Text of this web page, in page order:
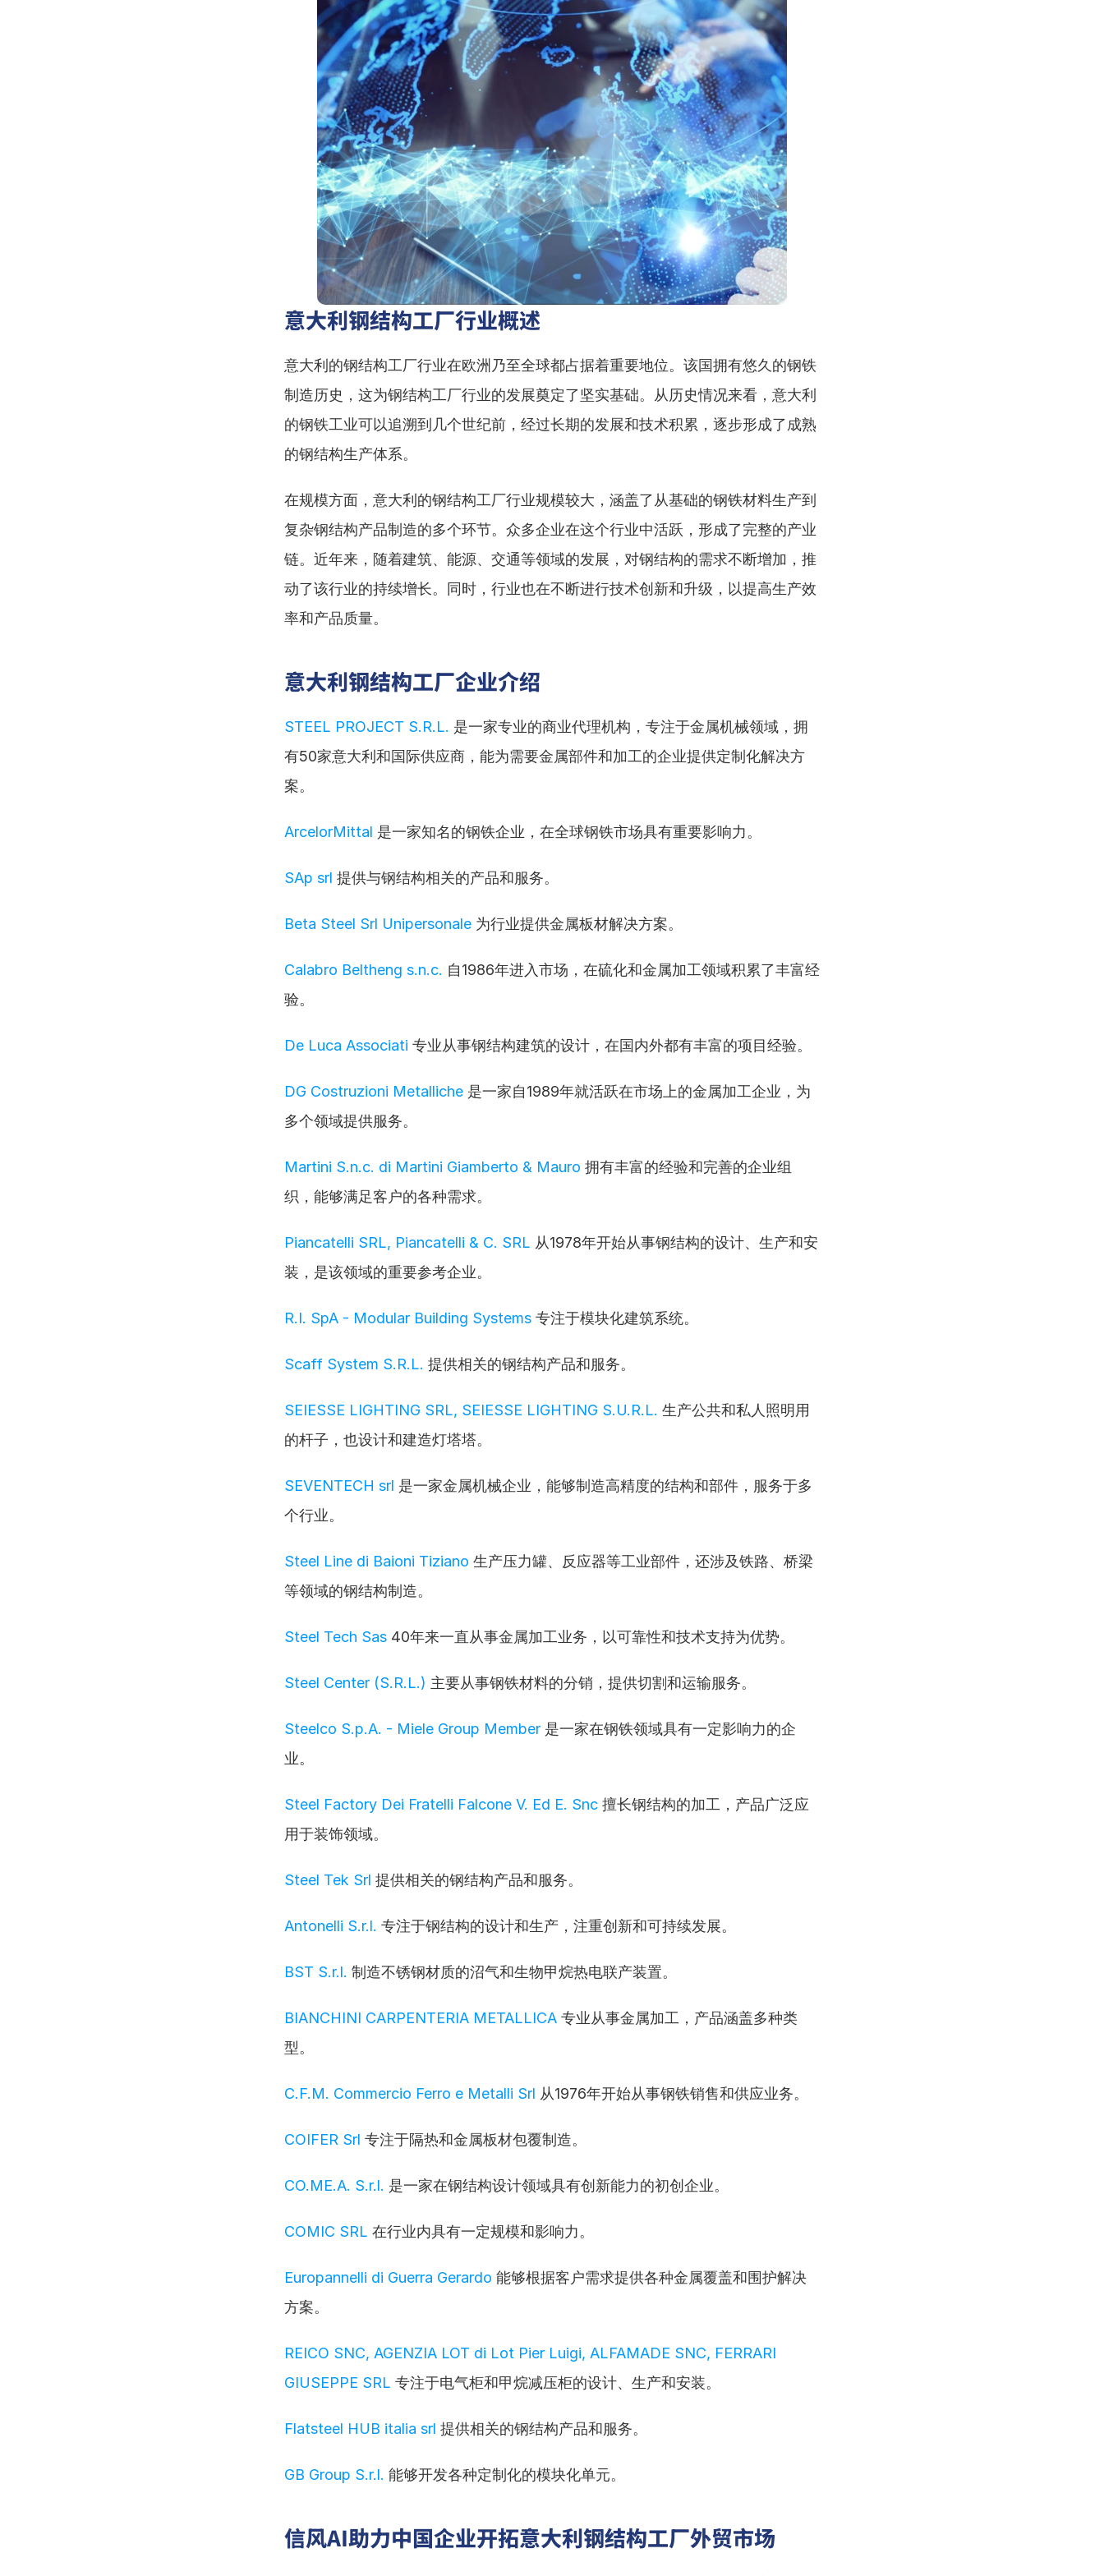
意大利钢结构工厂行业概述
意大利的钢结构工厂行业在欧洲乃至全球都占据着重要地位。该国拥有悠久的钢铁
制造历史，这为钢结构工厂行业的发展奠定了坚实基础。从历史情况来看，意大利
的钢铁工业可以追溯到几个世纪前，经过长期的发展和技术积累，逐步形成了成熟
的钢结构生产体系。
在规模方面，意大利的钢结构工厂行业规模较大，涵盖了从基础的钢铁材料生产到
复杂钢结构产品制造的多个环节。众多企业在这个行业中活跃，形成了完整的产业
链。近年来，随着建筑、能源、交通等领域的发展，对钢结构的需求不断增加，推
动了该行业的持续增长。同时，行业也在不断进行技术创新和升级，以提高生产效
率和产品质量。
意大利钢结构工厂企业介绍
STEEL PROJECT S.R.L. 是一家专业的商业代理机构，专注于金属机械领域，拥
有50家意大利和国际供应商，能为需要金属部件和加工的企业提供定制化解决方
案。
ArcelorMittal 是一家知名的钢铁企业，在全球钢铁市场具有重要影响力。
SAp srl 提供与钢结构相关的产品和服务。
Beta Steel Srl Unipersonale 为行业提供金属板材解决方案。
Calabro Beltheng s.n.c. 自1986年进入市场，在硫化和金属加工领域积累了丰富经
验。
De Luca Associati 专业从事钢结构建筑的设计，在国内外都有丰富的项目经验。
DG Costruzioni Metalliche 是一家自1989年就活跃在市场上的金属加工企业，为
多个领域提供服务。
Martini S.n.c. di Martini Giamberto & Mauro 拥有丰富的经验和完善的企业组
织，能够满足客户的各种需求。
Piancatelli SRL, Piancatelli & C. SRL 从1978年开始从事钢结构的设计、生产和安
装，是该领域的重要参考企业。
R.I. SpA - Modular Building Systems 专注于模块化建筑系统。
Scaff System S.R.L. 提供相关的钢结构产品和服务。
SEIESSE LIGHTING SRL, SEIESSE LIGHTING S.U.R.L. 生产公共和私人照明用
的杆子，也设计和建造灯塔塔。
SEVENTECH srl 是一家金属机械企业，能够制造高精度的结构和部件，服务于多
个行业。
Steel Line di Baioni Tiziano 生产压力罐、反应器等工业部件，还涉及铁路、桥梁
等领域的钢结构制造。
Steel Tech Sas 40年来一直从事金属加工业务，以可靠性和技术支持为优势。
Steel Center (S.R.L.) 主要从事钢铁材料的分销，提供切割和运输服务。
Steelco S.p.A. - Miele Group Member 是一家在钢铁领域具有一定影响力的企
业。
Steel Factory Dei Fratelli Falcone V. Ed E. Snc 擅长钢结构的加工，产品广泛应
用于装饰领域。
Steel Tek Srl 提供相关的钢结构产品和服务。
Antonelli S.r.l. 专注于钢结构的设计和生产，注重创新和可持续发展。
BST S.r.l. 制造不锈钢材质的沼气和生物甲烷热电联产装置。
BIANCHINI CARPENTERIA METALLICA 专业从事金属加工，产品涵盖多种类
型。
C.F.M. Commercio Ferro e Metalli Srl 从1976年开始从事钢铁销售和供应业务。
COIFER Srl 专注于隔热和金属板材包覆制造。
CO.ME.A. S.r.l. 是一家在钢结构设计领域具有创新能力的初创企业。
COMIC SRL 在行业内具有一定规模和影响力。
Europannelli di Guerra Gerardo 能够根据客户需求提供各种金属覆盖和围护解决
方案。
REICO SNC, AGENZIA LOT di Lot Pier Luigi, ALFAMADE SNC, FERRARI
GIUSEPPE SRL 专注于电气柜和甲烷减压柜的设计、生产和安装。
Flatsteel HUB italia srl 提供相关的钢结构产品和服务。
GB Group S.r.l. 能够开发各种定制化的模块化单元。
信风AI助力中国企业开拓意大利钢结构工厂外贸市场